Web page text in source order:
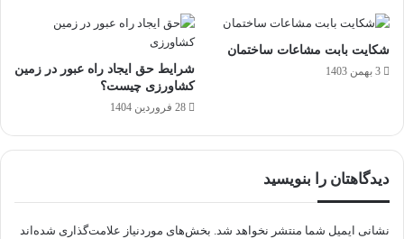
شکایت بابت مشاعات ساختمان
3 بهمن 1403
شرایط حق ایجاد راه عبور در زمین
کشاورزی چیست؟
28 فروردین 1404
دیدگاهتان را بنویسید
نشانی ایمیل شما منتشر نخواهد شد. بخش‌های موردنیاز علامت‌گذاری شده‌اند